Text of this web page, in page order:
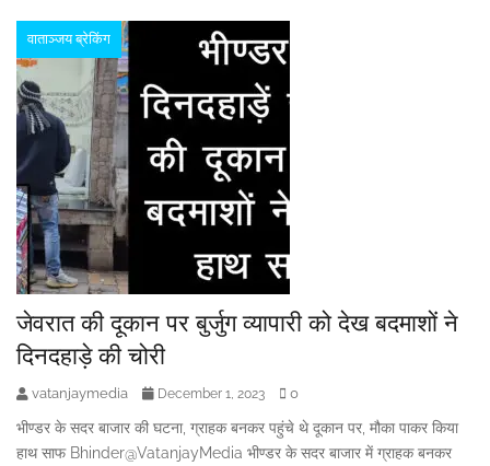
वाताञ्जय ब्रेकिंग
जेवरात की दूकान पर बुर्जुग व्यापारी को देख बदमाशों ने
दिनदहाड़े की चोरी
vatanjaymedia December 1, 2023 0
भीण्डर के सदर बाजार की घटना, ग्राहक बनकर पहुंचे थे दूकान पर, मौका पाकर किया
हाथ साफ Bhinder@VatanjayMedia भीण्डर के सदर बाजार में ग्राहक बनकर